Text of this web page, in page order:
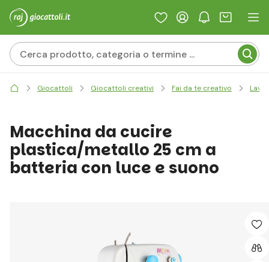
Giocattoli Giocattoli creativi Fai da te creativo
Macchina da cucire
plastica/metallo 25 cm a
batteria con luce e suono